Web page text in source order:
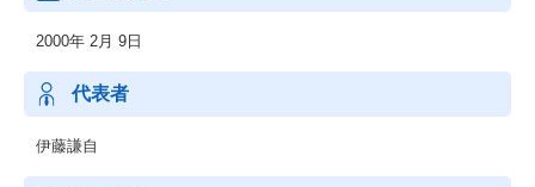
2000年 2月 9日
代表者
伊藤謙自